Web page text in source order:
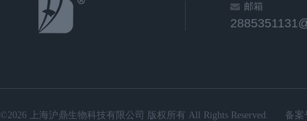
邮箱
©2026 上海沪鼎生物科技有限公司 版权所有 All Rights Reserved.
备案